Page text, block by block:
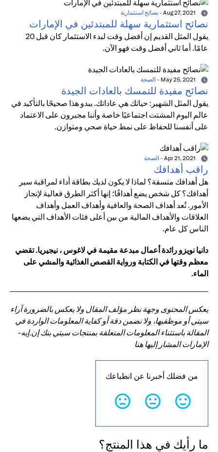
- نصائح استثمارية
نصائح استثمارية سهلة للمبتدئين في الإمارات
يقول المثل القديم إن أفضل وقت لبدء الاستثمار كان قبل 20
عامًا. أما ثاني أفضل وقت فهو الآن.
- الصحة
نصائح مفيدة للتمسك بالعادات الجيدة
يقول المثل الشهير: حياتك هي عاداتك. يبدو هذا صحيحًا بالتأكيد في
عالم اليوم المشتت اجتماعيًا خاصة وأننا مجبرون على الاعتماد
على أنفسنا للحفاظ على نمط حياة صحي ومتوازن.
- الصحة
راقب أهدافك
هل أهدافك متسقة؟ لماذا لا يكون لديك بطاقة أداء لمراقبة سير
أهدافك؟ كل شخص يضع أهدافًا؛ إنها أكثر الطرق فعالية لإنجاز
الأمور. تُعد أهداف الصحة والعافية وأهداف العمل وأهداف
العلاقات والأهداف المالية من بين أعلى فئات الأهداف التي يضعها
الناس كل عام.
دانيا نويزو رائدة أعمال مبدعة مقيمة في لاغوس ، نيجيريا. تقضي
معظم وقتها في الكتابة ورواية القصص الغذائية والمشي على
الماء.
يعكس المحتوى وجهة نظر مؤلف المقال ولا يعكس بالضرورة آراء
سيتي أو موظفيها، ولا نضمن دقة أو كفاية المعلومات الواردة في
المقالة باستثناء المعلومات المتعلقة بمنتجات سيتي بنك إن.إيه-
الإمارات المشار إليها هنا
من فضلك أخبرنا عن انطباعك
ما رأيك في هذا المنتج؟